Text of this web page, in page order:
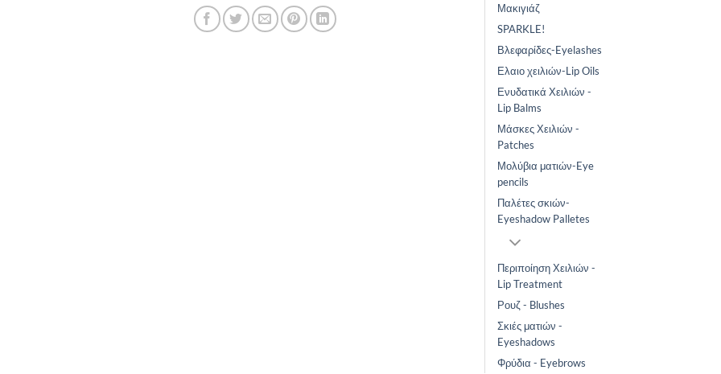
Μακιγιάζ
SPARKLE!
Βλεφαρίδες-Eyelashes
Ελαιο χειλιών-Lip Oils
Ενυδατικά Χειλιών -
Lip Balms
Μάσκες Χειλιών -
Patches
Μολύβια ματιών-Eye
pencils
Παλέτες σκιών-
Eyeshadow Palletes
Περιποίηση Χειλιών -
Lip Treatment
Ρουζ - Blushes
Σκιές ματιών -
Eyeshadows
Φρύδια - Eyebrows